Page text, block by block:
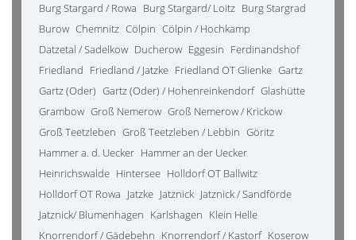
Burg Stargard / Rowa Burg Stargard/ Loitz Burg Stargrad
Burow Chemnitz Cölpin Cölpin / Hochkamp
Datzetal / Sadelkow Ducherow Eggesin Ferdinandshof
Friedland Friedland / Jatzke Friedland OT Glienke Gartz
Gartz (Oder) Gartz (Oder) / Hohenreinkendorf Glashütte
Grambow Groß Nemerow Groß Nemerow / Krickow
Groß Teetzleben Groß Teetzleben / Lebbin Göritz
Hammer a. d. Uecker Hammer an der Uecker
Heinrichswalde Hintersee Holldorf OT Ballwitz
Holldorf OT Rowa Jatzke Jatznick Jatznick / Sandförde
Jatznick/ Blumenhagen Karlshagen Klein Helle
Knorrendorf / Gädebehn Knorrendorf / Kastorf Koserow